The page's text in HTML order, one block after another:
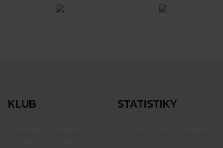
KLUB STATISTIKY